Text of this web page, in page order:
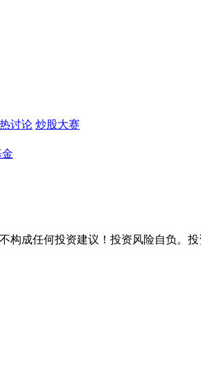
讨论 炒股大赛
构成任何投资建议！投资风险自负。投